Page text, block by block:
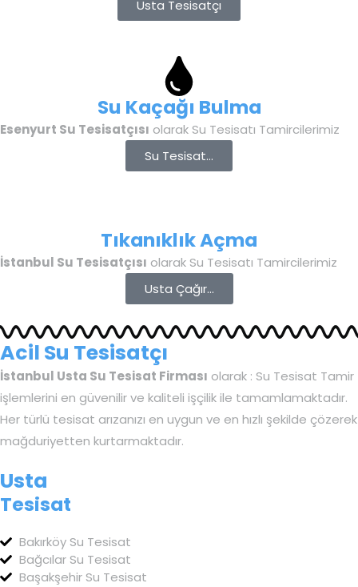
Usta Tesisatçı
Su Kaçağı Bulma
Esenyurt Su Tesisatçısı olarak Su Tesisatı Tamircilerimiz
Su Tesisat...
Tıkanıklık Açma
İstanbul Su Tesisatçısı olarak Su Tesisatı Tamircilerimiz
Usta Çağır...
Acil Su Tesisatçı
İstanbul Usta Su Tesisat Firması olarak : Su Tesisat Tamir
işlemlerini en güvenilir ve kaliteli işçilik ile tamamlamaktadır.
Her türlü tesisat arızanızı en uygun ve en hızlı şekilde çözerek
mağduriyetten kurtarmaktadır.
Usta
Tesisat
Bakırköy Su Tesisat
Bağcılar Su Tesisat
Başakşehir Su Tesisat